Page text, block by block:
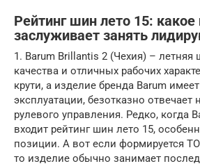
Рейтинг шин лето 15: какое
заслуживает занять
1. Barum Brillantis 2 (Чехия) – летняя
качества и отличных рабочих
крути, а изделие бренда Barum
эксплуатации, безотказно
рулевого управления. Редко, когда
входит рейтинг шин лето 15,
позиции. А вот если формируется
то изделие обычно занимает